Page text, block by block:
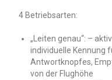
4 Betriebsarten:
„Leiten genau“: –
individuelle Kennung
Antwortknopfes,
von der Flughöhe